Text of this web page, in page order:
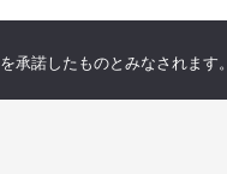
諾したものとみなされます。